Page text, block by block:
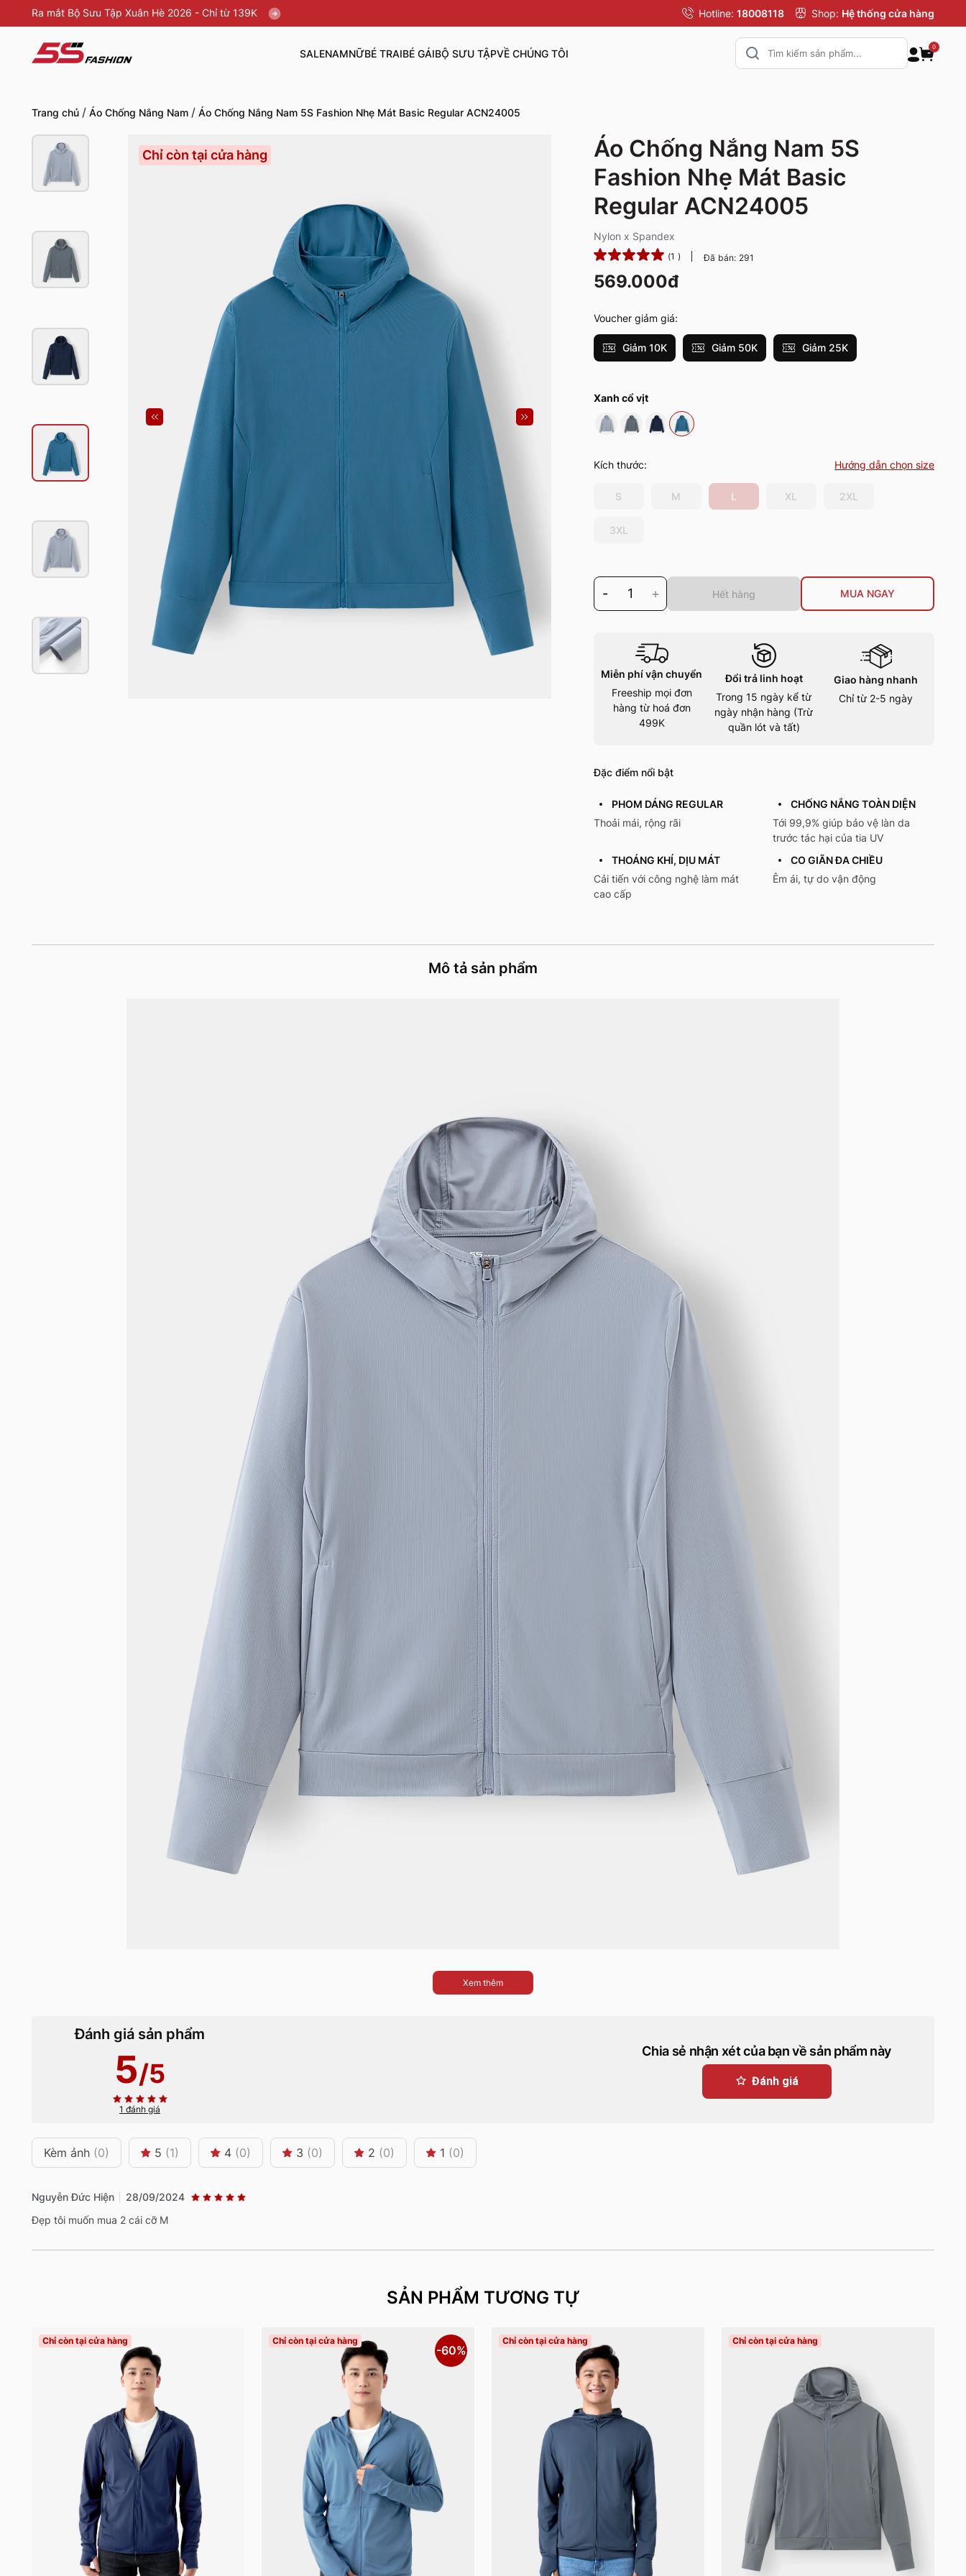
Ra mắt Bộ Sưu Tập Xuân Hè 2026 - Chỉ từ 139K Hotline: 18008118 Shop: Hệ thống cửa hàng
SALENAMNỮBÉ TRAIBÉ GÁIBỘ SƯU TẬPVỀ CHÚNG TÔI
0
Trang chủ / Áo Chống Nắng Nam / Áo Chống Nắng Nam 5S Fashion Nhẹ Mát Basic Regular ACN24005
Chỉ còn tại cửa hàng
Áo Chống Nắng Nam 5S
Fashion Nhẹ Mát Basic
Regular ACN24005
Nylon x Spandex
(1 ) Đã bán: 291
569.000đ
Voucher giảm giá:
Giảm 10K Giảm 50K Giảm 25K
Xanh cổ vịt
Kích thước: Hướng dẫn chọn size
S M L XL 2XL
3XL
- 1 + Hết hàng MUA NGAY
Miễn phí vận chuyển
Freeship mọi đơn
hàng từ hoá đơn
499K
Đổi trả linh hoạt
Trong 15 ngày kể từ
ngày nhận hàng (Trừ
quần lót và tất)
Giao hàng nhanh
Chỉ từ 2-5 ngày
Đặc điểm nổi bật
PHOM DÁNG REGULAR
Thoải mái, rộng rãi
CHỐNG NẮNG TOÀN DIỆN
Tới 99,9% giúp bảo vệ làn da
trước tác hại của tia UV
THOÁNG KHÍ, DỊU MÁT
Cải tiến với công nghệ làm mát
cao cấp
CO GIÃN ĐA CHIỀU
Êm ái, tự do vận động
Mô tả sản phẩm
Xem thêm
Đánh giá sản phẩm
5/5
1 đánh giá
Chia sẻ nhận xét của bạn về sản phẩm này
Đánh giá
Kèm ảnh (0) 5 (1) 4 (0) 3 (0) 2 (0) 1 (0)
Nguyễn Đức Hiện
28/09/2024
Đẹp tôi muốn mua 2 cái cỡ M
SẢN PHẨM TƯƠNG TỰ
Chỉ còn tại cửa hàng Chỉ còn tại cửa hàng
-60%
Chỉ còn tại cửa hàng Chỉ còn tại cửa hàng